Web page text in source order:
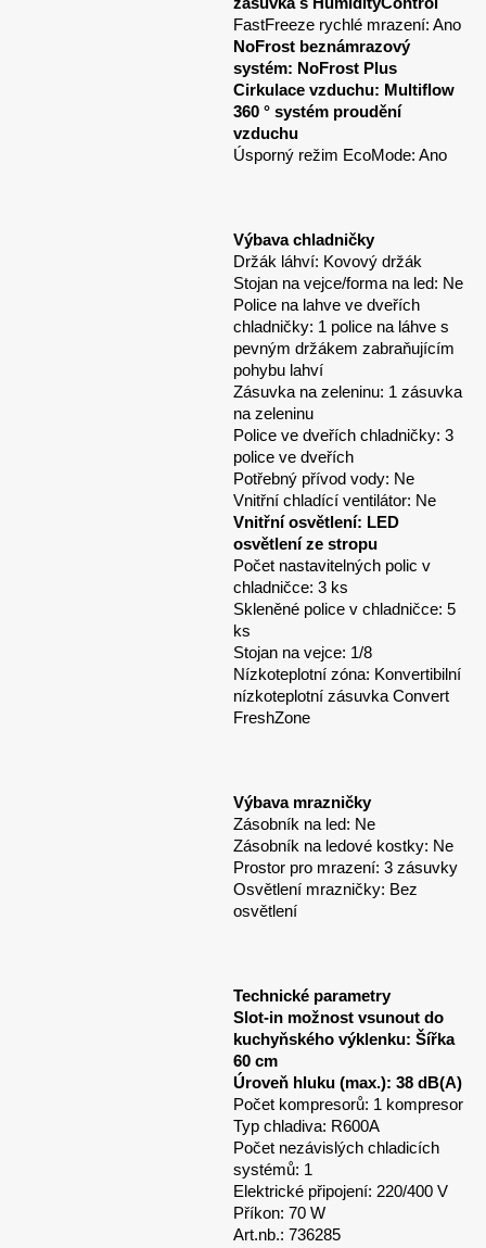
FastFreeze rychlé mrazení: Ano
NoFrost beznámrazový
systém: NoFrost Plus
Cirkulace vzduchu: Multiflow
360 ° systém proudění
vzduchu
Úsporný režim EcoMode: Ano
Výbava chladničky
Držák láhví: Kovový držák
Stojan na vejce/forma na led: Ne
Police na lahve ve dveřích
chladničky: 1 police na láhve s
pevným držákem zabraňujícím
pohybu lahví
Zásuvka na zeleninu: 1 zásuvka
na zeleninu
Police ve dveřích chladničky: 3
police ve dveřích
Potřebný přívod vody: Ne
Vnitřní chladící ventilátor: Ne
Vnitřní osvětlení: LED
osvětlení ze stropu
Počet nastavitelných polic v
chladničce: 3 ks
Skleněné police v chladničce: 5
ks
Stojan na vejce: 1/8
Nízkoteplotní zóna: Konvertibilní
nízkoteplotní zásuvka Convert
FreshZone
Výbava mrazničky
Zásobník na led: Ne
Zásobník na ledové kostky: Ne
Prostor pro mrazení: 3 zásuvky
Osvětlení mrazničky: Bez
osvětlení
Technické parametry
Slot-in možnost vsunout do
kuchyňského výklenku: Šířka
60 cm
Úroveň hluku (max.): 38 dB(A)
Počet kompresorů: 1 kompresor
Typ chladiva: R600A
Počet nezávislých chladicích
systémů: 1
Elektrické připojení: 220/400 V
Příkon: 70 W
Art.nb.: 736285